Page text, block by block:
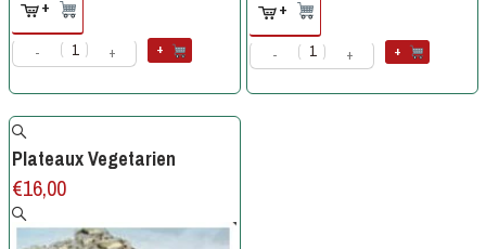
+
- + +
+
- + +
Plateaux Vegetarien
€16,00